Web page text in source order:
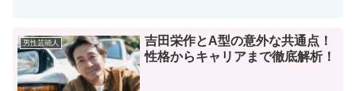
男性芸能人
吉田栄作とA型の意外な共通点！
性格からキャリアまで徹底解析！